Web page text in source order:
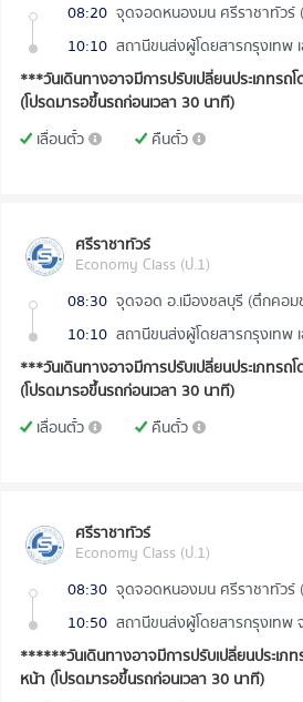
08:20 จุดจอดหนองมน ศรีราชาทัวร์
10:10 สถานีขนส่งผู้โดยสารกรุงเทพ
***วันเดินทางอาจมีการปรับเปลี่ยนประเภทรถ
(โปรดมารอขึ้นรถก่อนเวลา 30 นาที)
เลื่อนตั๋ว
คืนตั๋ว
ศรีราชาทัวร์
Economy Class (ป.1)
08:30 จุดจอด อ.เมืองชลบุรี (ตึกคอม
10:10 สถานีขนส่งผู้โดยสารกรุงเทพ
***วันเดินทางอาจมีการปรับเปลี่ยนประเภทรถ
(โปรดมารอขึ้นรถก่อนเวลา 30 นาที)
เลื่อนตั๋ว
คืนตั๋ว
ศรีราชาทัวร์
Economy Class (ป.1)
08:30 จุดจอดหนองมน ศรีราชาทัวร์
10:50 สถานีขนส่งผู้โดยสารกรุงเทพ
******วันเดินทางอาจมีการปรับเปลี่ยนประเภท
หน้า (โปรดมารอขึ้นรถก่อนเวลา 30 นาที)